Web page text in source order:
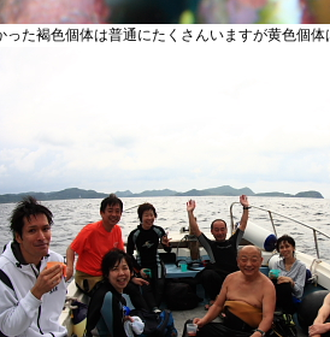
た褐色個体は普通にたくさんいますが黄色個